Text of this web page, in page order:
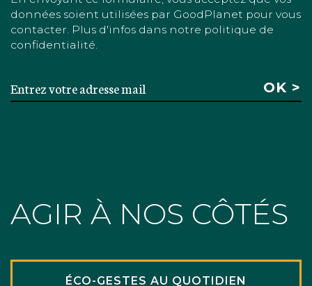
données soient utilisées par GoodPlanet pour vous
contacter. Plus d'infos dans notre politique de
confidentialité.
AGIR À NOS CÔTÉS
ÉCO-GESTES AU QUOTIDIEN